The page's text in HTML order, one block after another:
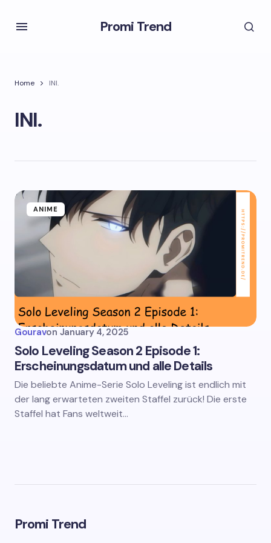
Promi Trend
Home INI.
INI.
ANIME
Gouravon January 4, 2025
Solo Leveling Season 2 Episode 1:
Erscheinungsdatum und alle Details
Die beliebte Anime-Serie Solo Leveling ist endlich mit
der lang erwarteten zweiten Staffel zurück! Die erste
Staffel hat Fans weltweit…
Promi Trend